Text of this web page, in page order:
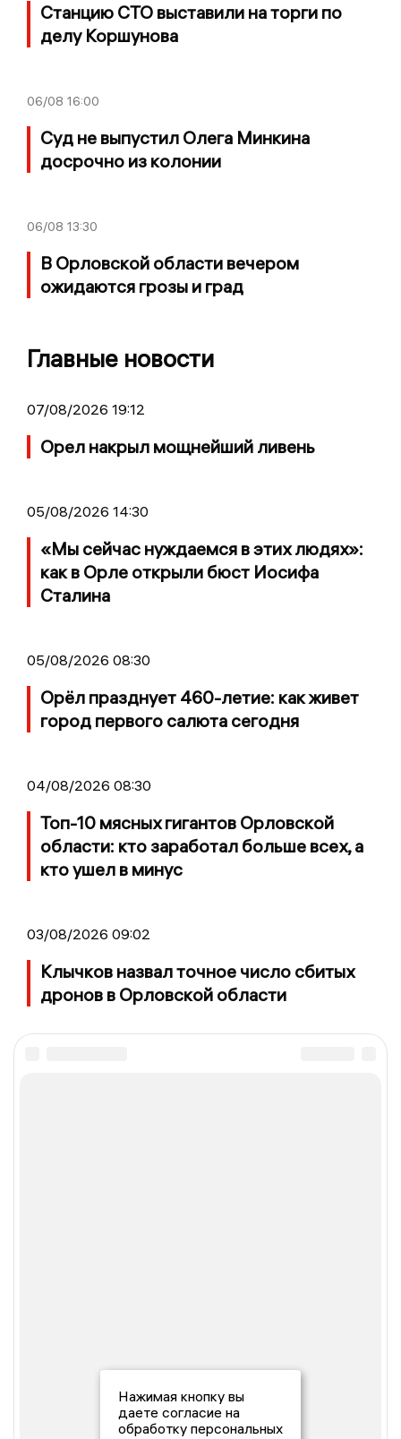
Станцию СТО выставили на торги по
делу Коршунова
06/08 16:00
Суд не выпустил Олега Минкина
досрочно из колонии
06/08 13:30
В Орловской области вечером
ожидаются грозы и град
Главные новости
07/08/2026 19:12
Орел накрыл мощнейший ливень
05/08/2026 14:30
«Мы сейчас нуждаемся в этих людях»:
как в Орле открыли бюст Иосифа
Сталина
05/08/2026 08:30
Орёл празднует 460-летие: как живет
город первого салюта сегодня
04/08/2026 08:30
Топ-10 мясных гигантов Орловской
области: кто заработал больше всех, а
кто ушел в минус
03/08/2026 09:02
Клычков назвал точное число сбитых
дронов в Орловской области
Нажимая кнопку вы
даете согласие на
обработку персональных